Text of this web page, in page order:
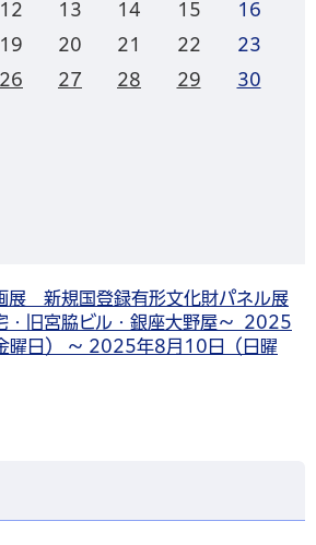
12 13 14 15
16
19 20 21 22
23
26 27 28 29 30
展 新規国登録有形文化財パネル展
・旧宮脇ビル・銀座大野屋～ 2025
曜日） ～ 2025年8月10日（日曜